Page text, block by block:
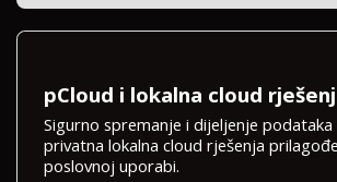
pCloud i lokalna cloud
Sigurno spremanje i dijeljenje podataka
privatna lokalna cloud rješenja
poslovnoj uporabi.